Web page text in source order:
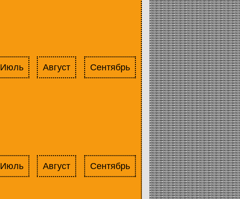
Июль Август Сентябрь
Июль Август Сентябрь